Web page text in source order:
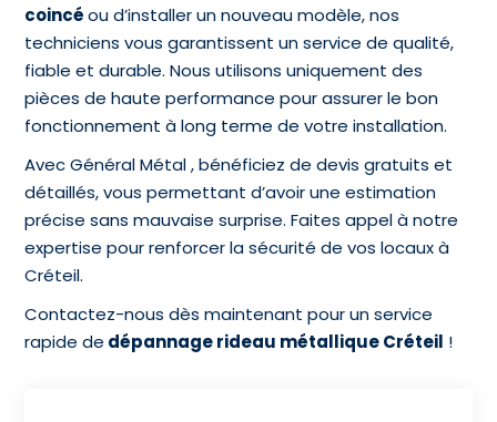
coincéou d’installer un nouveau modèle, nos
techniciens vous garantissent un service de qualité,
fiable et durable. Nous utilisons uniquement des
pièces de haute performance pour assurer le bon
fonctionnement à long terme de votre installation.
Avec Général Métal , bénéficiez de devis gratuits et
détaillés, vous permettant d’avoir une estimation
précise sans mauvaise surprise. Faites appel à notre
expertise pour renforcer la sécurité de vos locaux à
Créteil.
Contactez-nous dès maintenant pour un service
rapide de dépannage rideau métallique Créteil !